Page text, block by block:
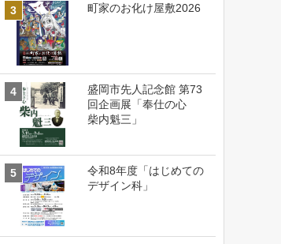
町家のお化け屋敷2026
盛岡市先人記念館 第73
回企画展「奉仕の心
柴内魁三」
令和8年度「はじめての
デザイン科」